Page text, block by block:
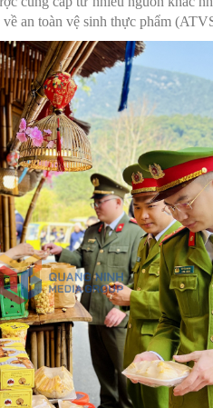
triển
và Trẻ em
thuộc
Bảo hiểm Y tế
Phòng chống tệ nạn xã hội
An toàn vệ sinh thực phẩm
Khám chữa bệnh
Dược và Mỹ phẩm
Phòng bệnh
Tài chính kế toán
Trang thiết bị y tế
Tổ chức cán bộ
Giám định
Nghiên cứu KH & CNTT
an toàn vệ sinh thực phẩm